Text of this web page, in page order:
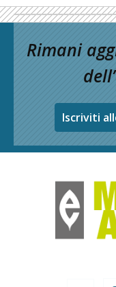
Rimani
Iscriviti